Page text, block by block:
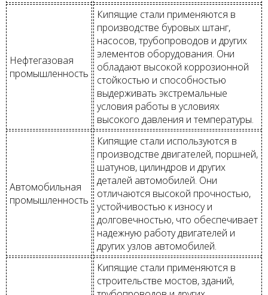
Нефтегазовая
промышленность
Кипящие стали применяются в
производстве буровых штанг,
насосов, трубопроводов и других
элементов оборудования. Они
обладают высокой коррозионной
стойкостью и способностью
выдерживать экстремальные
условия работы в условиях
высокого давления и температуры.
Автомобильная
промышленность
Кипящие стали используются в
производстве двигателей, поршней,
шатунов, цилиндров и других
деталей автомобилей. Они
отличаются высокой прочностью,
устойчивостью к износу и
долговечностью, что обеспечивает
надежную работу двигателей и
других узлов автомобилей.
Кипящие стали применяются в
строительстве мостов, зданий,